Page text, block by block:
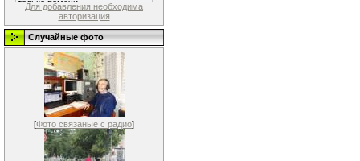
Для добавления необходима
авторизация
Случайные фото
[Фото связаные с радио]